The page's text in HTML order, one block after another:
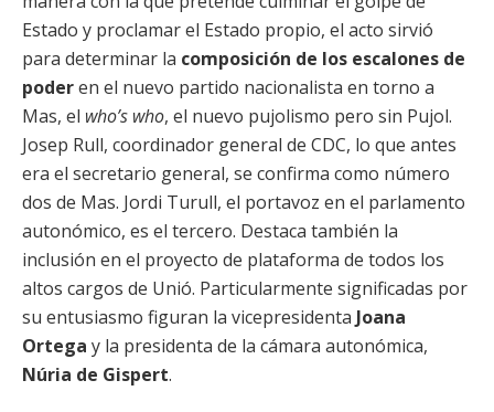
Estado y proclamar el Estado propio, el acto sirvió
para determinar la composición de los escalones de
poderen el nuevo partido nacionalista en torno a
Mas, el who’s who, el nuevo pujolismo pero sin Pujol.
Josep Rull, coordinador general de CDC, lo que antes
era el secretario general, se confirma como número
dos de Mas. Jordi Turull, el portavoz en el parlamento
autonómico, es el tercero. Destaca también la
inclusión en el proyecto de plataforma de todos los
altos cargos de Unió. Particularmente significadas por
su entusiasmo figuran la vicepresidenta Joana
Ortega y la presidenta de la cámara autonómica,
Núria de Gispert.